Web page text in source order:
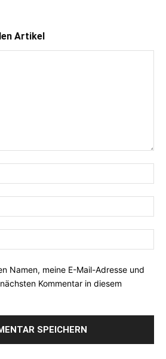
Artikel
Namen, meine E-Mail-Adresse und
Kommentar in diesem